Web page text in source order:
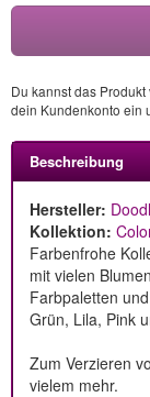
Du kannst das
dein Kundenkonto ein
Beschreibung
Hersteller:
Kollektion:
Farbenfrohe
mit vielen
Farbpaletten
Grün, Lila, Pink
Zum Verzieren
vielem mehr.